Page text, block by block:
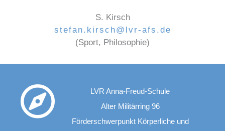
S. Kirsch
stefan.kirsch@lvr-afs.de
(Sport, Philosophie)
LVR Anna-Freud-Schule
Alter Militärring 96
Förderschwerpunkt Körperliche und